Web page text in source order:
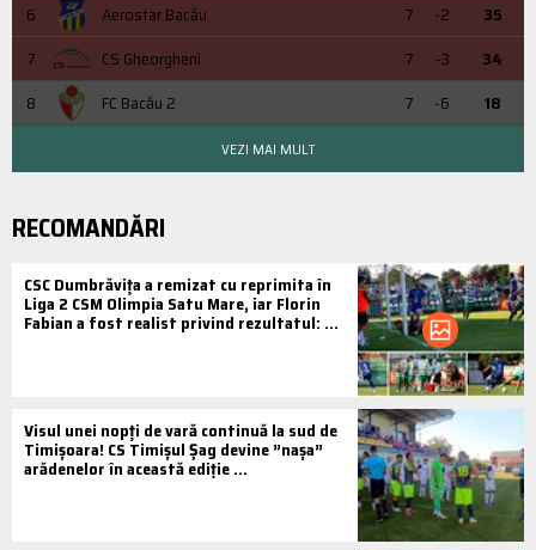
6
Aerostar Bacău 7 -2
35
7
CS Gheorgheni 7 -3
34
8
FC Bacău 2 7 -6 18
VEZI MAI MULT
RECOMANDĂRI
CSC Dumbrăvița a remizat cu reprimita în
Liga 2 CSM Olimpia Satu Mare, iar Florin
Fabian a fost realist privind rezultatul: ...
Visul unei nopți de vară continuă la sud de
Timișoara! CS Timișul Șag devine ”nașa”
arădenelor în această ediție ...